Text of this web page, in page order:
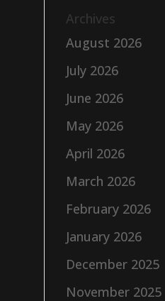
Archives
August 2026
July 2026
June 2026
May 2026
April 2026
March 2026
February 2026
January 2026
December 2025
November 2025